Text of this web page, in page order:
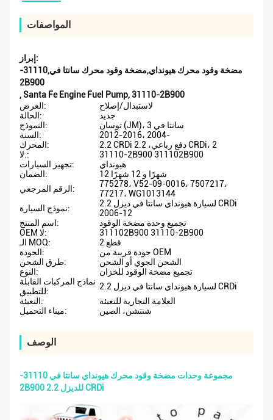
المواصفات
إبراز:
مضخة وقود محرك هيونداي,مضخة وقود محرك سانتا في,31110-
2B900
,Santa Fe Engine Fuel Pump,31110-2B900
الغرض:
لاستبدال/إصلاح
الحالة:
جديد
النموذج:
توسان (JM)، سانتا في 3
السنة:
2012-2016، 2004-
المحرك:
2.2 CRDi دفع رباعي، 2.2 CRDi، 2
لا.:
31110-2B900 311102B900
تجهيز السيارات:
هيونداي
الضمان:
12 شهرًا و 12 شهرًا
الرقم المرجعي:
775278، V52-09-0016، 7507217،
77217، WG1013144
نموذج السيارة:
لسيارة هيونداي سانتا في ديزل 2.2 CRDi
2006-12
اسم المنتج:
تجميع وحدة مضخة الوقود
OEM لا:
311102B900 31110-2B900
الـ MOQ:
2 قطع
الجودة:
جودة قريبة من OEM
طرق الشحن:
الشحن الجوي أو الشحن
النوع:
تجميع مضخة الوقود للخزان
نماذج المركبات القابلة
للتطبيق:
لسيارة هيونداي سانتا في ديزل 2.2 CRDi
التعبئة:
العلامة التجارية للتعبئة
ميناء التحميل:
شنتشن، الصين
الوصف
مجموعة وحدات مضخة وقود محرك هيونداي سانتا في 31110-
2B900 للديزل 2.2 CRDi